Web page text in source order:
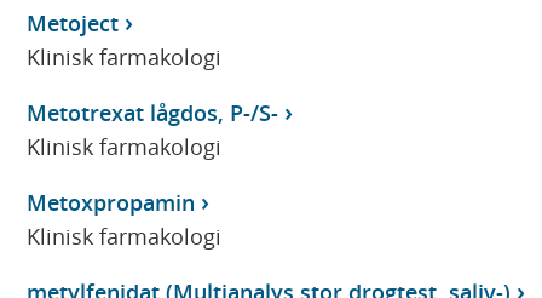
Metoject
Klinisk farmakologi
Metotrexat lågdos, P-/S-
Klinisk farmakologi
Metoxpropamin
Klinisk farmakologi
metylfenidat (Multianalys stor drogtest, saliv-)